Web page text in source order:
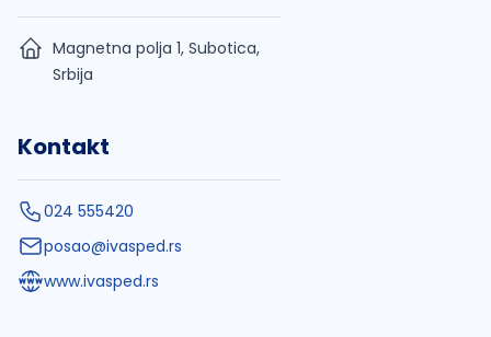
Magnetna polja 1, Subotica,
Srbija
Kontakt
024 555420
posao@ivasped.rs
www.ivasped.rs